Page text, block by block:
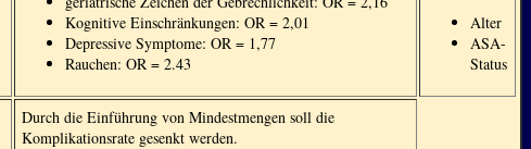
Kognitive Einschränkungen: OR = 2,01
Depressive Symptome: OR = 1,77
Rauchen: OR = 2.43
Alter
ASA-
Status
Durch die Einführung von Mindestmengen soll die
Komplikationsrate gesenkt werden.